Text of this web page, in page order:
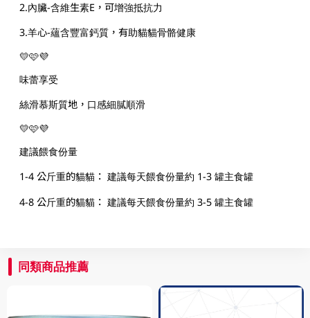
2.內臟-含維生素E，可增強抵抗力
3.羊心-蘊含豐富鈣質，有助貓貓骨骼健康
💛🩷💜
味蕾享受
絲滑慕斯質地，口感細膩順滑
💛🩷💜
建議餵食份量
1-4 公斤重的貓貓： 建議每天餵食份量約 1-3 罐主食罐
4-8 公斤重的貓貓： 建議每天餵食份量約 3-5 罐主食罐
同類商品推薦